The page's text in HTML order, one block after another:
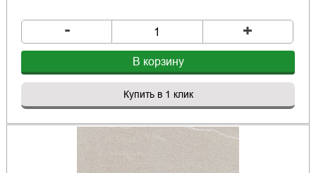
- +
В корзину
Купить в 1 клик